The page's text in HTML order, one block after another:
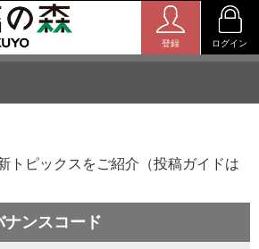
登録 ログイン
トピックスをご紹介（投稿ガイドは
ナンスコード